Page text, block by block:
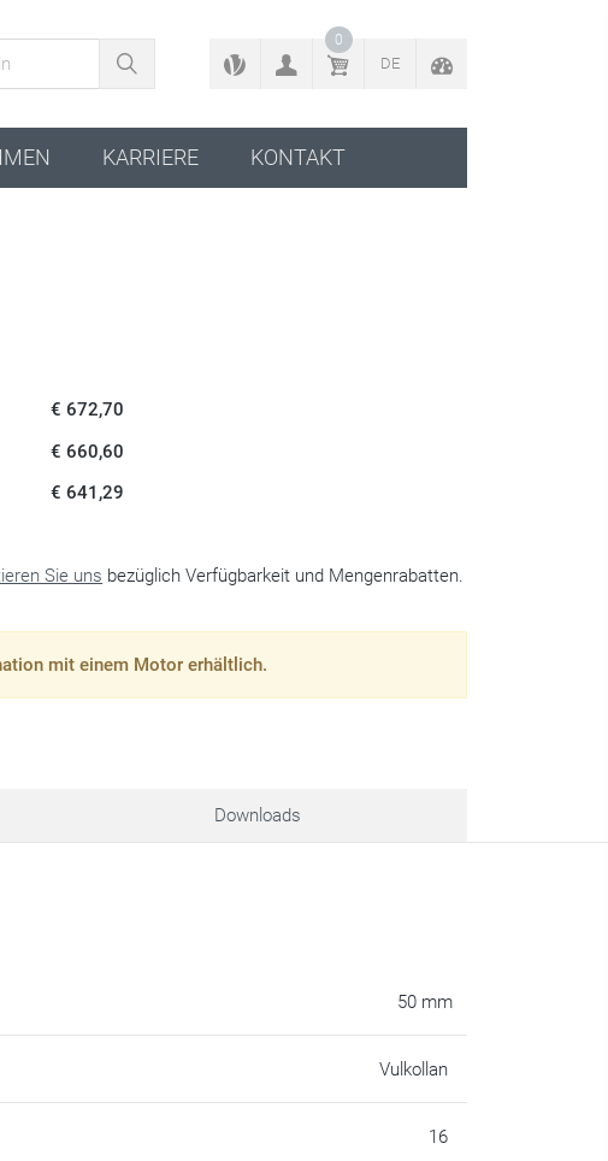
ZURÜCK ZUM KONFIGURATOR
0
DE
KARRIERE KONTAKT
€ 672,70
€ 660,60
€ 641,29
Sie uns bezüglich Verfügbarkeit und Mengenrabatten.
mit einem Motor erhältlich.
Downloads
50 mm
Vulkollan
16